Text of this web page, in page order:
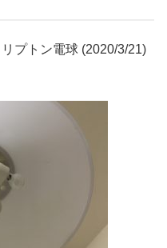
プトン電球 (2020/3/21)